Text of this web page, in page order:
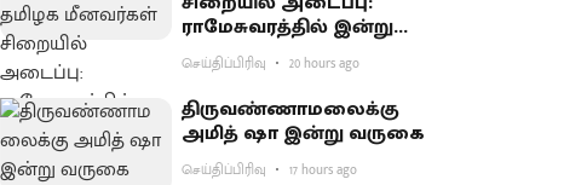
ராமேசுவரத்தில் இன்று
வேலைநிறுத்தம்
செய்திப்பிரிவு 20 hours ago
திருவண்ணாமலைக்கு
அமித் ஷா இன்று வருகை
செய்திப்பிரிவு 17 hours ago